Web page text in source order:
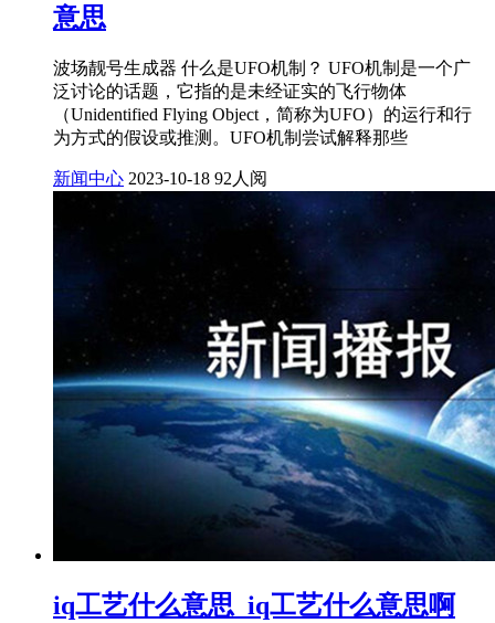
意思
波场靓号生成器 什么是UFO机制？ UFO机制是一个广
泛讨论的话题，它指的是未经证实的飞行物体
（Unidentified Flying Object，简称为UFO）的运行和行
为方式的假设或推测。UFO机制尝试解释那些
新闻中心 2023-10-18 92人阅
iq工艺什么意思_iq工艺什么意思啊